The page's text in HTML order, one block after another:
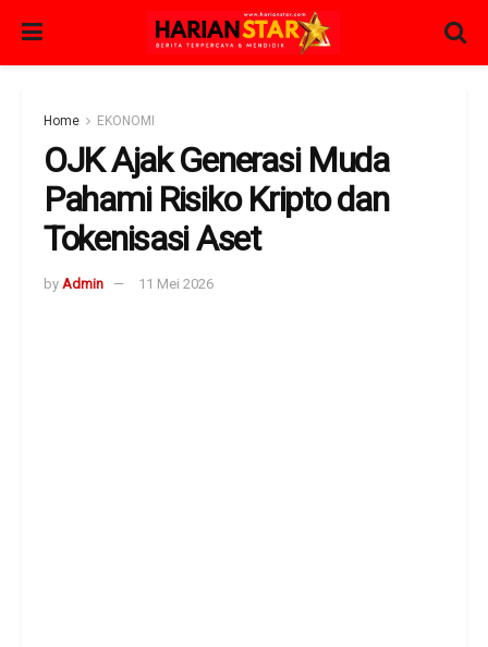
Home EKONOMI
OJK Ajak Generasi Muda
Pahami Risiko Kripto dan
Tokenisasi Aset
by Admin 11 Mei 2026